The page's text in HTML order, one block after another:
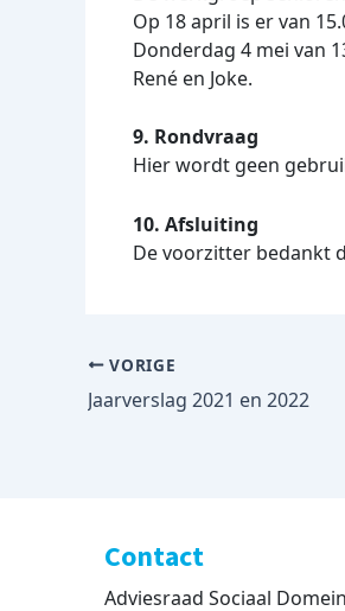
Op 18 april is er van
Donderdag 4 mei van
René en Joke.
9. Rondvraag
Hier wordt geen
10. Afsluiting
De voorzitter bedankt
VORIGE
Jaarverslag 2021 en 2022
Contact
Adviesraad Sociaal Domein